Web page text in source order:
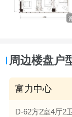
周边楼盘户
富力中心
D-62方2室4厅2